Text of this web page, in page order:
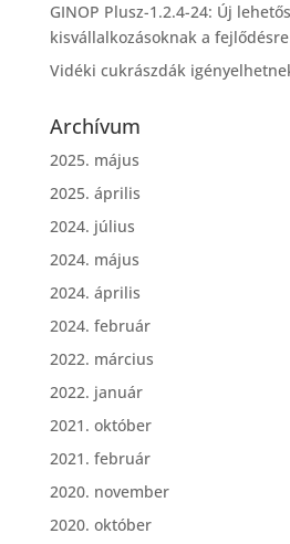
GINOP Plusz-1.2.4-24: Új
kisvállalkozásoknak a fejlődésre
Vidéki cukrászdák
Archívum
2025. május
2025. április
2024. július
2024. május
2024. április
2024. február
2022. március
2022. január
2021. október
2021. február
2020. november
2020. október